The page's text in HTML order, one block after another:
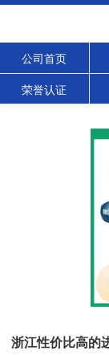
公司首页
荣誉认证
浙江性价比高的